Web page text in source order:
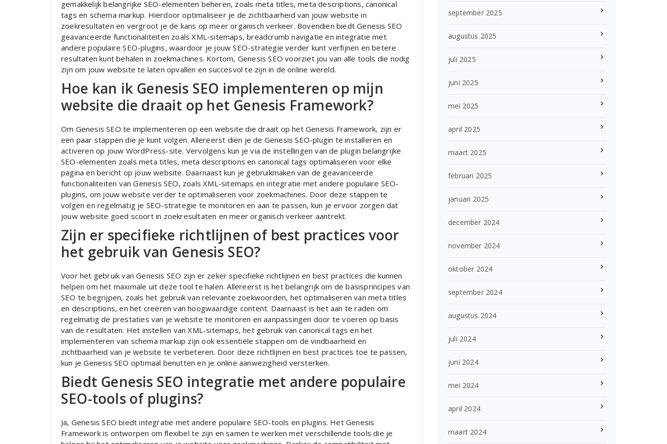
gemakkelijk belangrijke SEO-elementen beheren, zoals meta titles, meta descriptions, canonical
tags en schema markup. Hierdoor optimaliseer je de zichtbaarheid van jouw website in
zoekresultaten en vergroot je de kans op meer organisch verkeer. Bovendien biedt Genesis SEO
geavanceerde functionaliteiten zoals XML-sitemaps, breadcrumb navigatie en integratie met
andere populaire SEO-plugins, waardoor je jouw SEO-strategie verder kunt verfijnen en betere
resultaten kunt behalen in zoekmachines. Kortom, Genesis SEO voorziet jou van alle tools die nodig
zijn om jouw website te laten opvallen en succesvol te zijn in de online wereld.
Hoe kan ik Genesis SEO implementeren op mijn
website die draait op het Genesis Framework?
Om Genesis SEO te implementeren op een website die draait op het Genesis Framework, zijn er
een paar stappen die je kunt volgen. Allereerst dien je de Genesis SEO-plugin te installeren en
activeren op jouw WordPress-site. Vervolgens kun je via de instellingen van de plugin belangrijke
SEO-elementen zoals meta titles, meta descriptions en canonical tags optimaliseren voor elke
pagina en bericht op jouw website. Daarnaast kun je gebruikmaken van de geavanceerde
functionaliteiten van Genesis SEO, zoals XML-sitemaps en integratie met andere populaire SEO-
plugins, om jouw website verder te optimaliseren voor zoekmachines. Door deze stappen te
volgen en regelmatig je SEO-strategie te monitoren en aan te passen, kun je ervoor zorgen dat
jouw website goed scoort in zoekresultaten en meer organisch verkeer aantrekt.
Zijn er specifieke richtlijnen of best practices voor
het gebruik van Genesis SEO?
Voor het gebruik van Genesis SEO zijn er zeker specifieke richtlijnen en best practices die kunnen
helpen om het maximale uit deze tool te halen. Allereerst is het belangrijk om de basisprincipes van
SEO te begrijpen, zoals het gebruik van relevante zoekwoorden, het optimaliseren van meta titles
en descriptions, en het creëren van hoogwaardige content. Daarnaast is het aan te raden om
regelmatig de prestaties van je website te monitoren en aanpassingen door te voeren op basis
van de resultaten. Het instellen van XML-sitemaps, het gebruik van canonical tags en het
implementeren van schema markup zijn ook essentiële stappen om de vindbaarheid en
zichtbaarheid van je website te verbeteren. Door deze richtlijnen en best practices toe te passen,
kun je Genesis SEO optimaal benutten en je online aanwezigheid versterken.
Biedt Genesis SEO integratie met andere populaire
SEO-tools of plugins?
Ja, Genesis SEO biedt integratie met andere populaire SEO-tools en plugins. Het Genesis
Framework is ontworpen om flexibel te zijn en samen te werken met verschillende tools die je
september 2025
augustus 2025
juli 2025
juni 2025
mei 2025
april 2025
maart 2025
februari 2025
januari 2025
december 2024
november 2024
oktober 2024
september 2024
augustus 2024
juli 2024
juni 2024
mei 2024
april 2024
maart 2024